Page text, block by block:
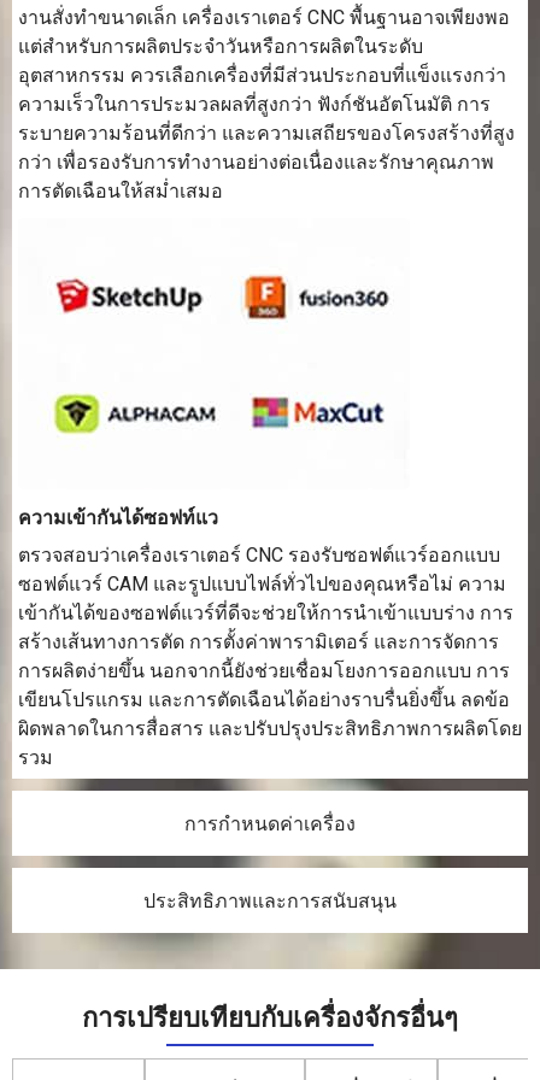
การกำหนดค่าเครื่อง
ประสิทธิภาพและการสนับสนุน
งานสั่งทำขนาดเล็ก เครื่องเราเตอร์ CNC พื้นฐานอาจเพียงพอ
แต่สำหรับการผลิตประจำวันหรือการผลิตในระดับ
อุตสาหกรรม ควรเลือกเครื่องที่มีส่วนประกอบที่แข็งแรงกว่า
ความเร็วในการประมวลผลที่สูงกว่า ฟังก์ชันอัตโนมัติ การ
ระบายความร้อนที่ดีกว่า และความเสถียรของโครงสร้างที่สูง
กว่า เพื่อรองรับการทำงานอย่างต่อเนื่องและรักษาคุณภาพ
การตัดเฉือนให้สม่ำเสมอ
ความเข้ากันได้ซอฟท์แว
ตรวจสอบว่าเครื่องเราเตอร์ CNC รองรับซอฟต์แวร์ออกแบบ
ซอฟต์แวร์ CAM และรูปแบบไฟล์ทั่วไปของคุณหรือไม่ ความ
เข้ากันได้ของซอฟต์แวร์ที่ดีจะช่วยให้การนำเข้าแบบร่าง การ
สร้างเส้นทางการตัด การตั้งค่าพารามิเตอร์ และการจัดการ
การผลิตง่ายขึ้น นอกจากนี้ยังช่วยเชื่อมโยงการออกแบบ การ
เขียนโปรแกรม และการตัดเฉือนได้อย่างราบรื่นยิ่งขึ้น ลดข้อ
ผิดพลาดในการสื่อสาร และปรับปรุงประสิทธิภาพการผลิตโดย
รวม
การเปรียบเทียบกับเครื่องจักรอื่นๆ